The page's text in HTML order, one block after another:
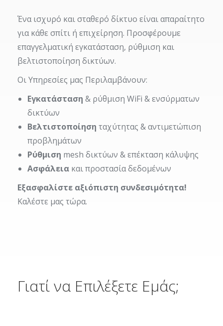
Ένα ισχυρό και σταθερό δίκτυο είναι απαραίτητο
για κάθε σπίτι ή επιχείρηση. Προσφέρουμε
επαγγελματική εγκατάσταση, ρύθμιση και
βελτιστοποίηση δικτύων.
Οι Υπηρεσίες μας Περιλαμβάνουν:
Εγκατάσταση & ρύθμιση WiFi & ενσύρματων
δικτύων
Βελτιστοποίηση ταχύτητας & αντιμετώπιση
προβλημάτων
Ρύθμιση mesh δικτύων & επέκταση κάλυψης
Ασφάλεια και προστασία δεδομένων
Εξασφαλίστε αξιόπιστη συνδεσιμότητα!
Καλέστε μας τώρα.
Γιατί να Επιλέξετε Εμάς;